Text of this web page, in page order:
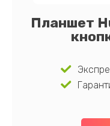
Планшет